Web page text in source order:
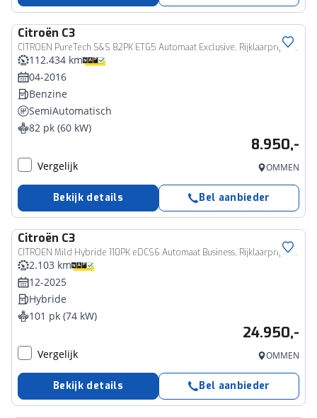
Citroën C3
CITROEN PureTech S&S 82PK ETG5 Automaat Exclusive, Rijklaarprijs | Climate Control | Apple Carplay AndroidAuto| Trekhaak | USB
112.434 km
04-2016
Benzine
SemiAutomatisch
82 pk (60 kW)
8.950,-
Vergelijk OMMEN
Bekijk details Bel aanbieder
Citroën C3
CITROEN Mild Hybride 110PK eDCS6 Automaat Business, Rijklaarprijs | Navigatie | Parkeersensoren | Apple Carplay Android Auto
2.103 km
12-2025
Hybride
101 pk (74 kW)
24.950,-
Vergelijk OMMEN
Bekijk details Bel aanbieder